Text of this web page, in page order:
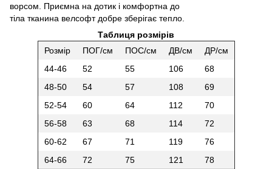
ворсом. Приємна на дотик і комфортна до
тіла тканина велсофт добре зберігає тепло.
Таблиця розмірів
Розмір
ПОГ/см ПОС/см ДВ/см
ДР/см
44-46
52 55 106
68
48-50
54 57 108
69
52-54
60 64 112
70
56-58
63 68 114
72
60-62
67 71 119
76
64-66
72 75 121 78